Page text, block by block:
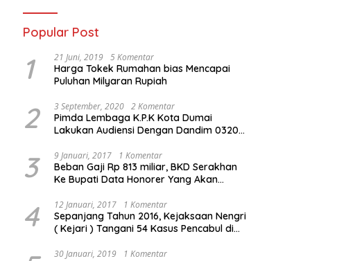
Popular Post
1 21 Juni, 2019 5 Komentar
Harga Tokek Rumahan bias Mencapai
Puluhan Milyaran Rupiah
2 3 September, 2020 2 Komentar
Pimda Lembaga K.P.K Kota Dumai
Lakukan Audiensi Dengan Dandim 0320
3 9 Januari, 2017 1 Komentar
Beban Gaji Rp 813 miliar, BKD Serakhan
Ke Bupati Data Honorer Yang Akan
4 12 Januari, 2017 1 Komentar
Sepanjang Tahun 2016, Kejaksaan Nengri
( Kejari ) Tangani 54 Kasus Pencabul di
30 Januari, 2019 1 Komentar